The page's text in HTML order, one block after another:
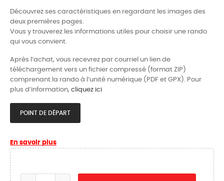
Découvrez ses caractéristiques en regardant les images des
deux premières pages.
Vous y trouverez les informations utiles pour choisir une rando
qui vous convient.
Après l’achat, vous recevrez par courriel un lien de
téléchargement vers un fichier compressé (format ZIP)
comprenant la rando à l’unité numérique (PDF et GPX). Pour
plus d’information, cliquez ici
POINT DE DÉPART
En savoir plus